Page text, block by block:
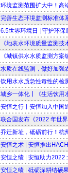
环境监测范围扩大中！高
完善生态环境监测标准体
6.5世界环境日 | 守护环保
《地表水环境质量监测
《城镇供水水质监测方案
水质在线监测，做好加强
饮用水水质急性毒性的检
城乡一体化丨《生活饮用
安恒之行丨安恒加入中国
联合国发布《2022 年世
乔迁新址，砥砺前行！杭
安恒之术 | 安恒推出
安恒之绩 | 安恒助力2022
安恒之绩 | 砥砺深耕结硕